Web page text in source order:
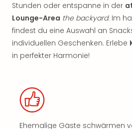
Stunden oder entspanne in der
Lounge-Area the backyard. Im
findest du eine Auswahl an
individuellen Geschenken. Erlebe
in perfekter Harmonie!
Ehemalige Gäste schwärmen